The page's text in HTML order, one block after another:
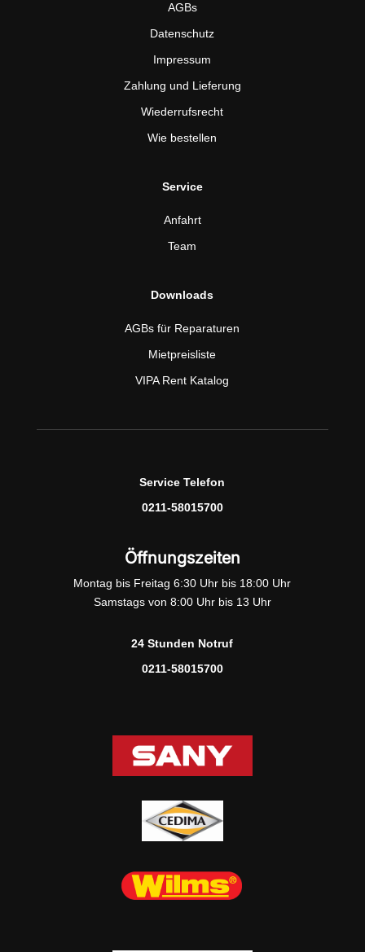
AGBs
Datenschutz
Impressum
Zahlung und Lieferung
Wiederrufsrecht
Wie bestellen
Service
Anfahrt
Team
Downloads
AGBs für Reparaturen
Mietpreisliste
VIPA Rent Katalog
Service Telefon
0211-58015700
Öffnungszeiten
Montag bis Freitag 6:30 Uhr bis 18:00 Uhr
Samstags von 8:00 Uhr bis 13 Uhr
24 Stunden Notruf
0211-58015700